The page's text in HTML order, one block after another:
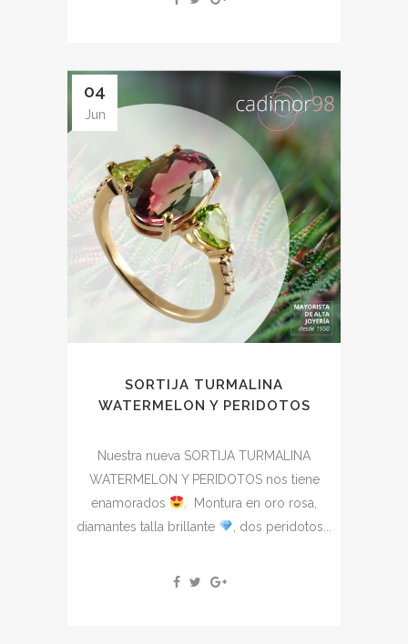
04
Jun
SORTIJA TURMALINA
WATERMELON Y PERIDOTOS
Nuestra nueva SORTIJA TURMALINA
WATERMELON Y PERIDOTOS nos tiene
enamorados
. Montura en oro rosa,
diamantes talla brillante
, dos peridotos...